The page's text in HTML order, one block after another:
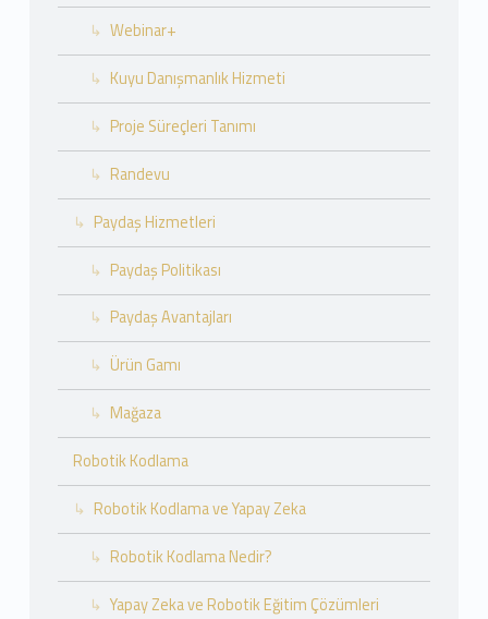
Webinar+
Kuyu Danışmanlık Hizmeti
Proje Süreçleri Tanımı
Randevu
Paydaş Hizmetleri
Paydaş Politikası
Paydaş Avantajları
Ürün Gamı
Mağaza
Robotik Kodlama
Robotik Kodlama ve Yapay Zeka
Robotik Kodlama Nedir?
Yapay Zeka ve Robotik Eğitim Çözümleri